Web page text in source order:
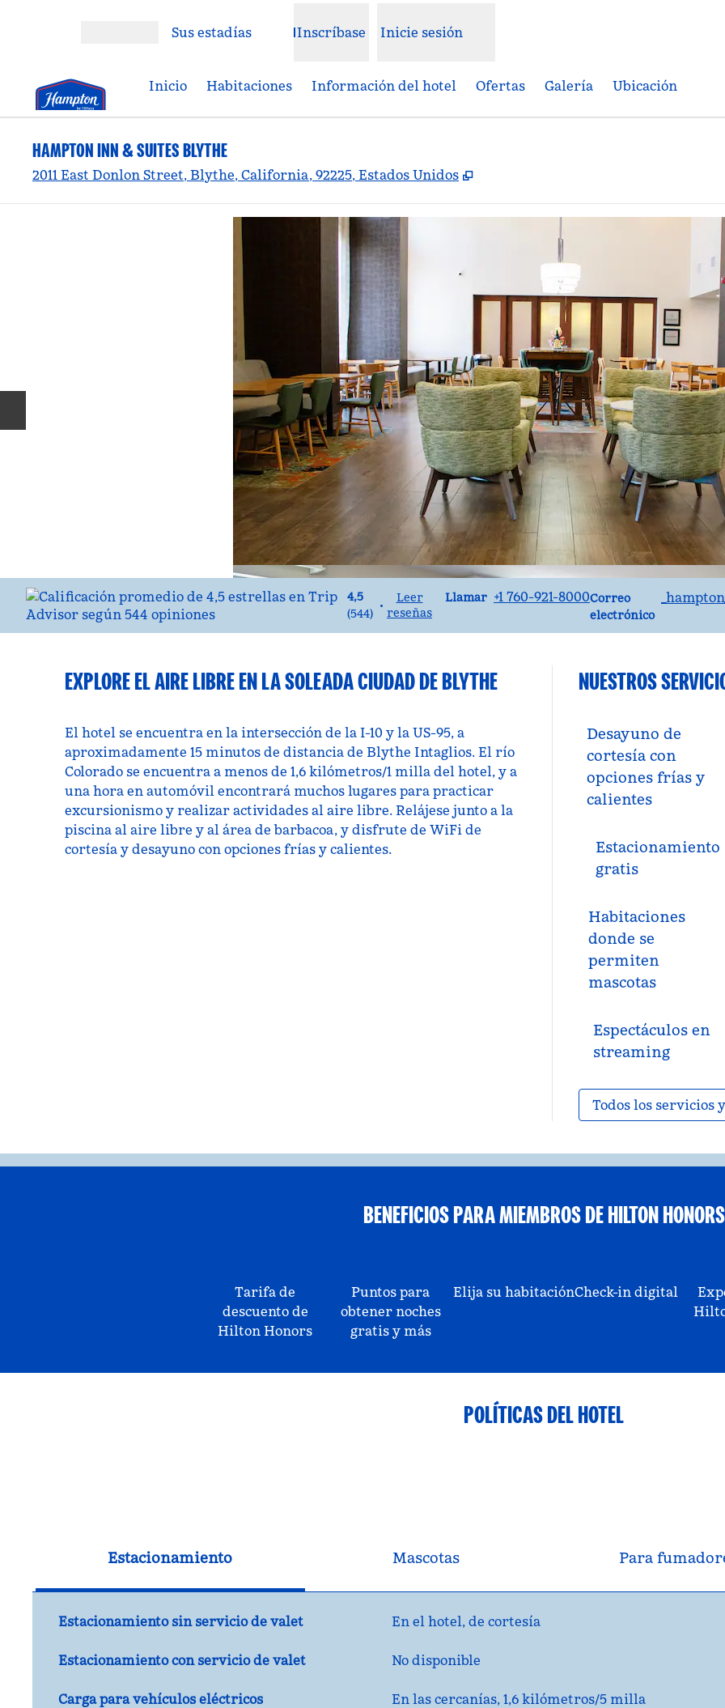
Sus estadías Inscríbase Inicie sesión
Inicio Habitaciones Información del hotel Ofertas Galería Ubicación
HAMPTON INN & SUITES BLYTHE
2011 East Donlon Street, Blythe, California, 92225, Estados Unidos ,
4,5
(544)
•
Leer
reseñas
Llamar
Llame al+1 760-921-8000Correo
electrónico
Correo
EXPLORE EL AIRE LIBRE EN LA SOLEADA CIUDAD DE BLYTHE
El hotel se encuentra en la intersección de la I-10 y la US-95, a
aproximadamente 15 minutos de distancia de Blythe Intaglios. El río
Colorado se encuentra a menos de 1,6 kilómetros/1 milla del hotel, y a
una hora en automóvil encontrará muchos lugares para practicar
excursionismo y realizar actividades al aire libre. Relájese junto a la
piscina al aire libre y al área de barbacoa, y disfrute de WiFi de
cortesía y desayuno con opciones frías y calientes.
NUESTROS
Desayuno de
cortesía con
opciones frías y
calientes
Estacionamiento
gratis
Habitaciones
donde se
permiten
mascotas
Espectáculos en
streaming
Todos los servicios
BENEFICIOS PARA MIEMBROS DE HILTON HONORS
Tarifa de
descuento de
Hilton Honors
Puntos para
obtener noches
gratis y más
Elija su habitaciónCheck-in digital
POLÍTICAS DEL HOTEL
Estacionamiento Mascotas Para
Estacionamiento sin servicio de valet En el hotel, de cortesía
Estacionamiento con servicio de valet No disponible
Carga para vehículos eléctricos En las cercanías, 1,6 kilómetros/5 milla